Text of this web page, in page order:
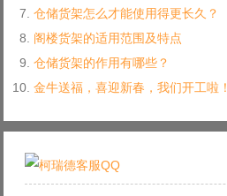
仓储货架怎么才能使用得更长久？
阁楼货架的适用范围及特点
仓储货架的作用有哪些？
金牛送福，喜迎新春，我们开工啦！